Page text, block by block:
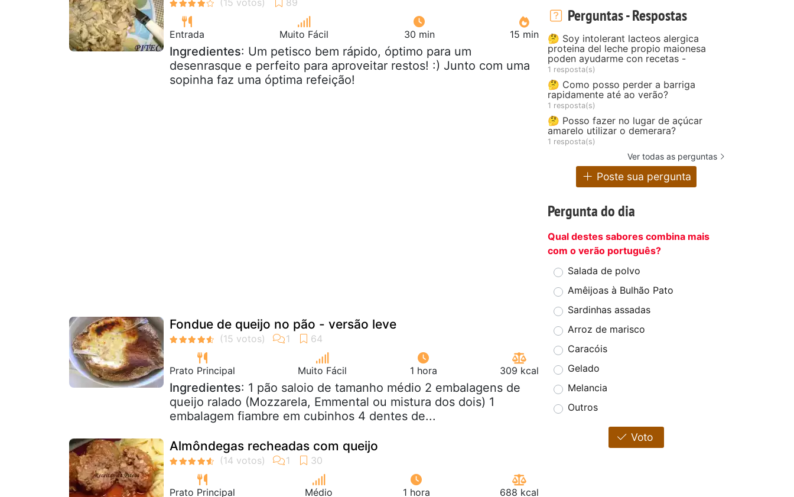
Entrada Muito Fácil 30 min 15 min
Ingredientes: Um petisco bem rápido, óptimo para um
desenrasque e perfeito para aproveitar restos! :) Junto com uma
sopinha faz uma óptima refeição!
Fondue de queijo no pão - versão leve
Prato Principal Muito Fácil 1 hora 309 kcal
Ingredientes: 1 pão saloio de tamanho médio 2 embalagens de
queijo ralado (Mozzarela, Emmental ou mistura dos dois) 1
embalagem fiambre em cubinhos 4 dentes de...
Almôndegas recheadas com queijo
Prato Principal Médio 1 hora 688 kcal
Perguntas - Respostas
🤔 Soy intolerant lacteos alergica
proteina del leche propio maionesa
poden ayudarme con recetas -
1 resposta(s)
🤔 Como posso perder a barriga
rapidamente até ao verão?
1 resposta(s)
🤔 Posso fazer no lugar de açúcar
amarelo utilizar o demerara?
1 resposta(s)
Ver todas as perguntas
Poste sua pergunta
Pergunta do dia
Qual destes sabores combina mais
com o verão português?
Salada de polvo
Amêijoas à Bulhão Pato
Sardinhas assadas
Arroz de marisco
Caracóis
Gelado
Melancia
Outros
Voto